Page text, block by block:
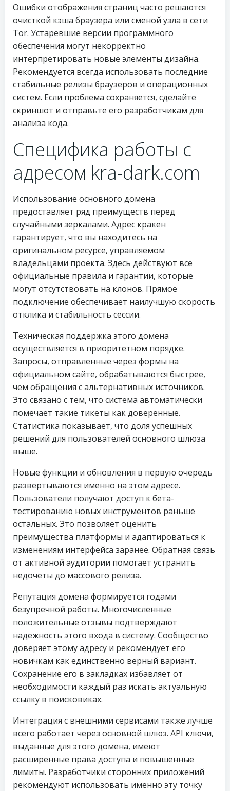
Ошибки отображения страниц часто решаются
очисткой кэша браузера или сменой узла в сети
Tor. Устаревшие версии программного
обеспечения могут некорректно
интерпретировать новые элементы дизайна.
Рекомендуется всегда использовать последние
стабильные релизы браузеров и операционных
систем. Если проблема сохраняется, сделайте
скриншот и отправьте его разработчикам для
анализа кода.
Специфика работы с
адресом kra-dark.com
Использование основного домена
предоставляет ряд преимуществ перед
случайными зеркалами. Адрес кракен
гарантирует, что вы находитесь на
оригинальном ресурсе, управляемом
владельцами проекта. Здесь действуют все
официальные правила и гарантии, которые
могут отсутствовать на клонов. Прямое
подключение обеспечивает наилучшую скорость
отклика и стабильность сессии.
Техническая поддержка этого домена
осуществляется в приоритетном порядке.
Запросы, отправленные через формы на
официальном сайте, обрабатываются быстрее,
чем обращения с альтернативных источников.
Это связано с тем, что система автоматически
помечает такие тикеты как доверенные.
Статистика показывает, что доля успешных
решений для пользователей основного шлюза
выше.
Новые функции и обновления в первую очередь
развертываются именно на этом адресе.
Пользователи получают доступ к бета-
тестированию новых инструментов раньше
остальных. Это позволяет оценить
преимущества платформы и адаптироваться к
изменениям интерфейса заранее. Обратная связь
от активной аудитории помогает устранить
недочеты до массового релиза.
Репутация домена формируется годами
безупречной работы. Многочисленные
положительные отзывы подтверждают
надежность этого входа в систему. Сообщество
доверяет этому адресу и рекомендует его
новичкам как единственно верный вариант.
Сохранение его в закладках избавляет от
необходимости каждый раз искать актуальную
ссылку в поисковиках.
Интеграция с внешними сервисами также лучше
всего работает через основной шлюз. API ключи,
выданные для этого домена, имеют
расширенные права доступа и повышенные
лимиты. Разработчики сторонних приложений
рекомендуют использовать именно эту точку